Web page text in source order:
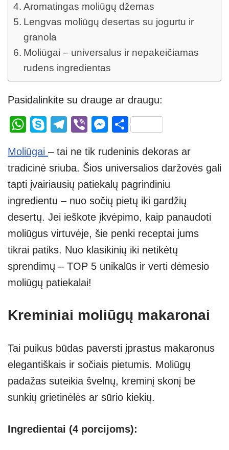
Aromatingas moliūgų džemas
Lengvas moliūgų desertas su jogurtu ir
granola
Moliūgai – universalus ir nepakeičiamas
rudens ingredientas
Pasidalinkite su drauge ar draugu:
W
at
s
A
p
p
S
p
e
T
e
gr
a
m
Vi
er
M
ss
e
n
g
er
S
ar
e
Moliūgai – tai ne tik rudeninis dekoras ar
tradicinė sriuba. Šios universalios daržovės gali
tapti įvairiausių patiekalų pagrindiniu
ingredientu – nuo sočių pietų iki gardžių
desertų. Jei ieškote įkvėpimo, kaip panaudoti
moliūgus virtuvėje, šie penki receptai jums
tikrai patiks. Nuo klasikinių iki netikėtų
sprendimų – TOP 5 unikalūs ir verti dėmesio
moliūgų patiekalai!
Kreminiai moliūgų makaronai
Tai puikus būdas paversti įprastus makaronus
elegantiškais ir sočiais pietumis. Moliūgų
padažas suteikia švelnų, kreminį skonį be
sunkių grietinėlės ar sūrio kiekių.
Ingredientai (4 porcijoms):